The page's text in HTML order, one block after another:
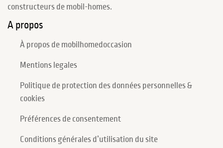
constructeurs de mobil-homes.
A propos
À propos de mobilhomedoccasion
Mentions legales
Politique de protection des données personnelles &
cookies
Préférences de consentement
Conditions générales d’utilisation du site